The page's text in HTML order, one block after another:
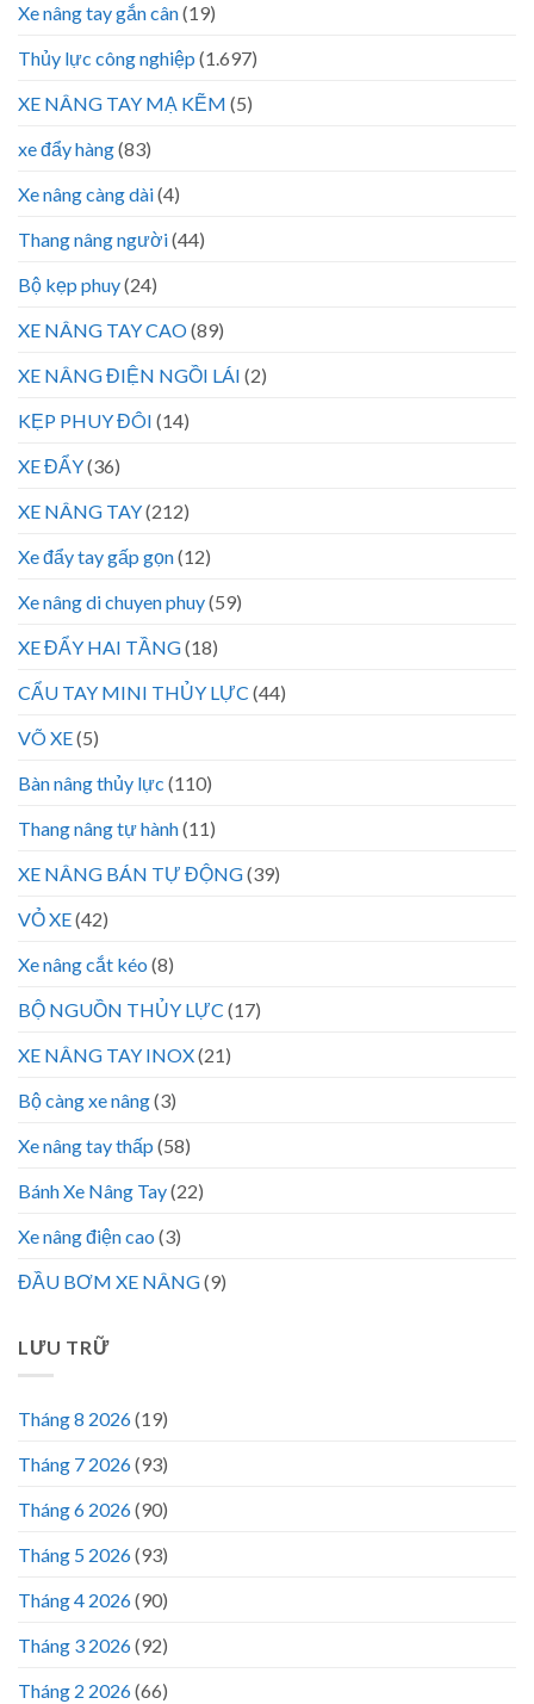
Xe nâng tay gắn cân(19)
Thủy lực công nghiệp (1.697)
XE NÂNG TAY MẠ KẼM (5)
xe đẩy hàng(83)
Xe nâng càng dài(4)
Thang nâng người(44)
Bộ kẹp phuy(24)
XE NÂNG TAY CAO(89)
XE NÂNG ĐIỆN NGỒI LÁI (2)
KẸP PHUY ĐÔI (14)
XE ĐẨY(36)
XE NÂNG TAY(212)
Xe đẩy tay gấp gọn(12)
Xe nâng di chuyen phuy(59)
XE ĐẨY HAI TẦNG(18)
CẨU TAY MINI THỦY LỰC (44)
VÕ XE(5)
Bàn nâng thủy lực (110)
Thang nâng tự hành(11)
XE NÂNG BÁN TỰ ĐỘNG(39)
VỎ XE(42)
Xe nâng cắt kéo (8)
BỘ NGUỒN THỦY LỰC (17)
XE NÂNG TAY INOX(21)
Bộ càng xe nâng(3)
Xe nâng tay thấp (58)
Bánh Xe Nâng Tay(22)
Xe nâng điện cao (3)
ĐẦU BƠM XE NÂNG(9)
LƯU TRỮ
Tháng 8 2026(19)
Tháng 7 2026(93)
Tháng 6 2026(90)
Tháng 5 2026(93)
Tháng 4 2026(90)
Tháng 3 2026(92)
Tháng 2 2026(66)